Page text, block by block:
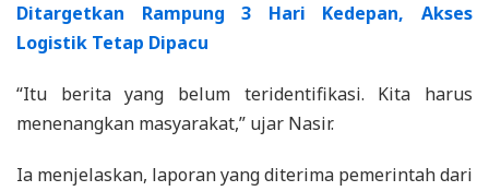
Ditargetkan Rampung 3 Hari Kedepan, Akses
Logistik Tetap Dipacu
“Itu berita yang belum teridentifikasi. Kita harus
menenangkan masyarakat,” ujar Nasir.
Ia menjelaskan, laporan yang diterima pemerintah dari